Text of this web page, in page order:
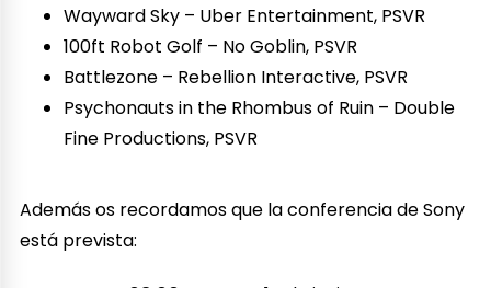
Wayward Sky – Uber Entertainment, PSVR
100ft Robot Golf – No Goblin, PSVR
Battlezone – Rebellion Interactive, PSVR
Psychonauts in the Rhombus of Ruin – Double
Fine Productions, PSVR
Además os recordamos que la conferencia de Sony
está prevista: